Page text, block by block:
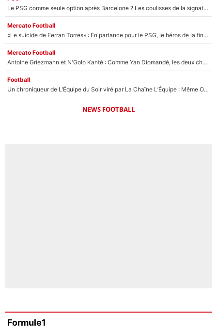
Le PSG comme seule option après Barcelone ? Les coulisses de la signature historique de Lionel Messi sont révélées au grand jour !
Mercato Football
«Le suicide de Ferran Torres» : En partance pour le PSG, le héros de la finale de la Coupe du monde s'attire les foudres de la presse espagnole !
Mercato Football
Antoine Griezmann et N'Golo Kanté : Comme Yan Diomandé, les deux champions du monde ont refusé de signer au PSG !
Football
Un chroniqueur de L’Équipe du Soir viré par La Chaîne L’Équipe : Même Olivier Ménard n’avait pas pu empêcher son départ, «je l’ai appris sur Twitter, je l’ai vécu assez mal»
NEWS FOOTBALL
Formule1